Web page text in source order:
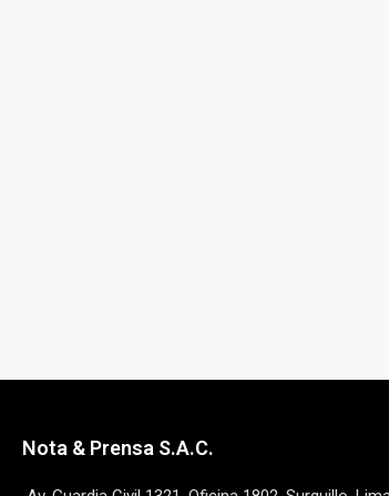
Nota & Prensa S.A.C.